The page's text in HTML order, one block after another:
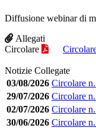
Diffusione webinar di
Allegati
Circolare
Notizie Collegate
03/08/2026 Circolare
29/07/2026 Circolare
02/07/2026 Circolare
30/06/2026 Circolare